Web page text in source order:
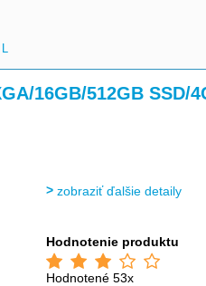
L
16GB/512GB SSD/
zobraziť ďalšie detaily
Hodnotenie produktu
Hodnotené 53x